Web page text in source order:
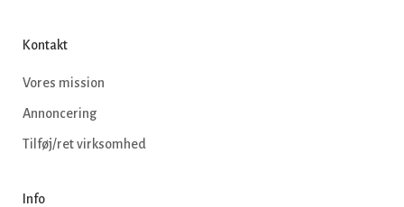
Kontakt
Vores mission
Annoncering
Tilføj/ret virksomhed
Info